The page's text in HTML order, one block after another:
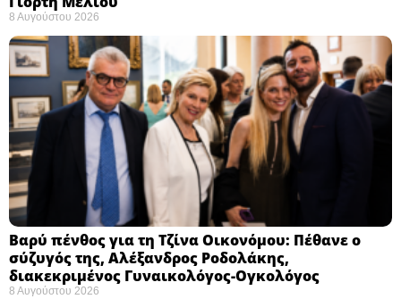
8 Αυγούστου 2026
Βαρύ πένθος για τη Τζίνα Οικονόμου: Πέθανε ο
σύζυγός της, Αλέξανδρος Ροδολάκης,
διακεκριμένος Γυναικολόγος-Ογκολόγος
8 Αυγούστου 2026